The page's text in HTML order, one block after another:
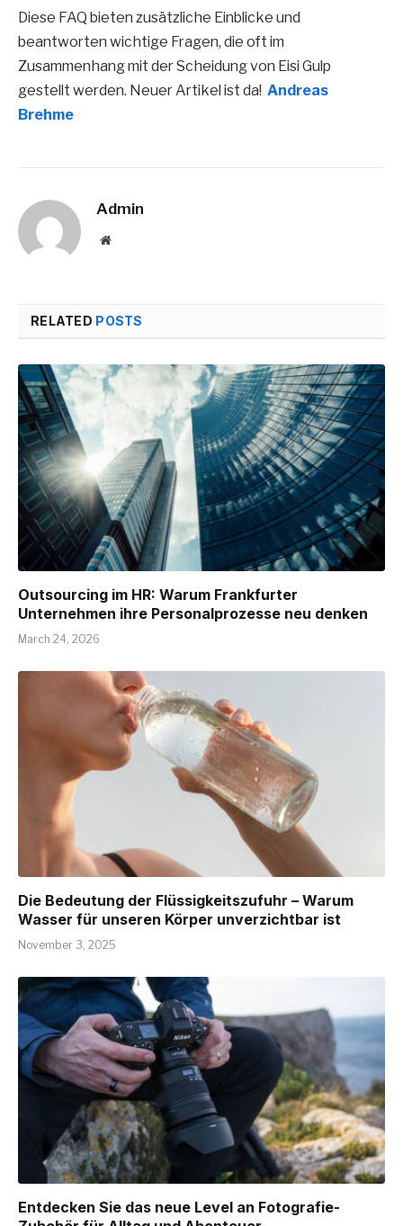
Diese FAQ bieten zusätzliche Einblicke und
beantworten wichtige Fragen, die oft im
Zusammenhang mit der Scheidung von Eisi Gulp
gestellt werden. Neuer Artikel ist da! Andreas
Brehme
Admin
Website
RELATED POSTS
Outsourcing im HR: Warum Frankfurter
Unternehmen ihre Personalprozesse neu denken
March 24, 2026
Die Bedeutung der Flüssigkeitszufuhr – Warum
Wasser für unseren Körper unverzichtbar ist
November 3, 2025
Entdecken Sie das neue Level an Fotografie-